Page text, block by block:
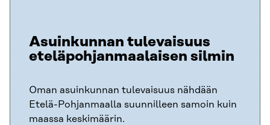
Asuinkunnan tulevaisuus
eteläpohjanmaalaisen silmin
Oman asuinkunnan tulevaisuus nähdään
Etelä-Pohjanmaalla suunnilleen samoin kuin
maassa keskimäärin.